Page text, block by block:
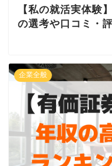
【私の就活実体験
の選考や口コミ・
企業全般